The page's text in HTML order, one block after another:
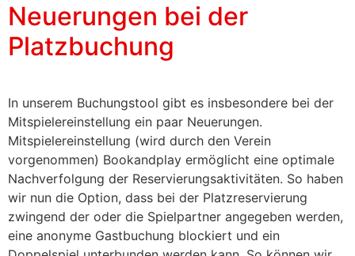
Neuerungen bei der
Platzbuchung
In unserem Buchungstool gibt es insbesondere bei der
Mitspielereinstellung ein paar Neuerungen.
Mitspielereinstellung (wird durch den Verein
vorgenommen) Bookandplay ermöglicht eine optimale
Nachverfolgung der Reservierungsaktivitäten. So haben
wir nun die Option, dass bei der Platzreservierung
zwingend der oder die Spielpartner angegeben werden,
eine anonyme Gastbuchung blockiert und ein